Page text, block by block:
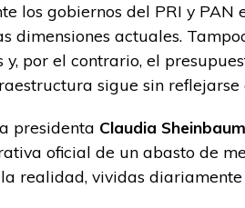
los gobiernos del PRI y PAN
dimensiones actuales.
y, por el contrario, el
sigue sin
presidenta Claudia Sheinbaum
oficial de un abasto de
realidad, vividas